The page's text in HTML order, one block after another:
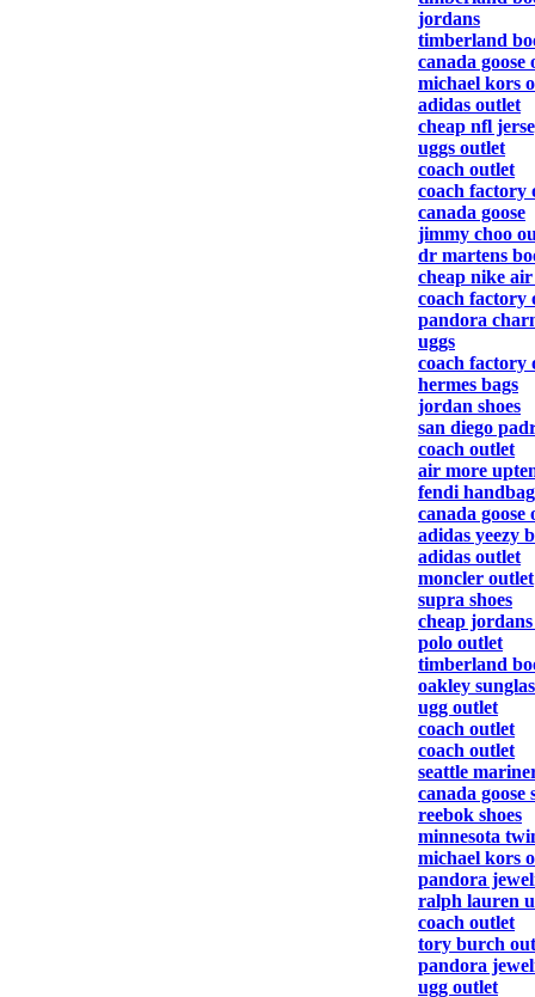
jordans
timberland
canada goose
michael kors
adidas outlet
cheap nfl
uggs outlet
coach outlet
coach factory
canada goose
jimmy choo
dr martens
cheap nike
coach factory
pandora
uggs
coach factory
hermes bags
jordan shoes
san diego
coach outlet
air more
fendi
canada goose
adidas yeezy
adidas outlet
moncler outlet
supra shoes
cheap
polo outlet
timberland
oakley
ugg outlet
coach outlet
coach outlet
seattle
canada goose
reebok shoes
minnesota
michael kors
pandora
ralph lauren
coach outlet
tory burch
pandora
ugg outlet